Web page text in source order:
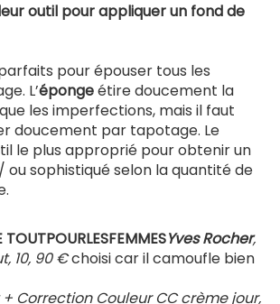
outil pour appliquer un fond de
pour épouser tous les
L’épongeétire doucement la
les imperfections, mais il faut
doucement par tapotage. Le
le plus approprié pour obtenir un
sophistiqué selon la quantité de
TOUTPOURLESFEMMESYves Rocher,
10, 90 €choisi car il camoufle bien
+ Correction Couleur CC crème jour,